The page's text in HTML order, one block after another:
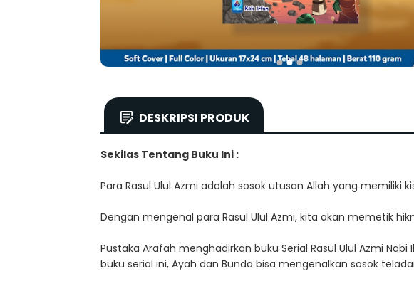
DESKRIPSI PRODUK
Sekilas Tentang Buku Ini :
Para Rasul Ulul Azmi adalah sosok utusan Allah yang memiliki
Dengan mengenal para Rasul Ulul Azmi, kita akan memetik
Pustaka Arafah menghadirkan buku Serial Rasul Ulul Azmi
buku serial ini, Ayah dan Bunda bisa mengenalkan sosok